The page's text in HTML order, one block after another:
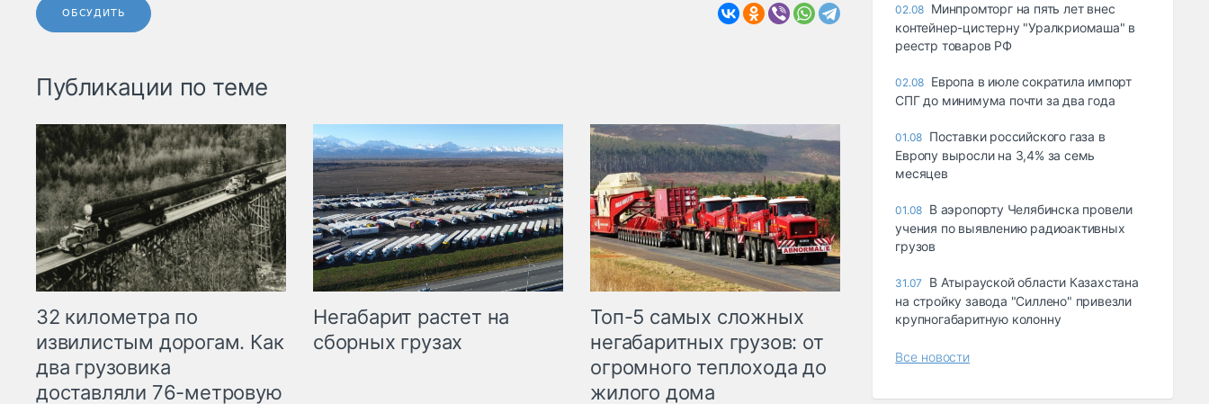
ОБСУДИТЬ
Публикации по теме
32 километра по
извилистым дорогам. Как
два грузовика
доставляли 76-метровую
Негабарит растет на
сборных грузах
Топ-5 самых сложных
негабаритных грузов: от
огромного теплохода до
жилого дома
02.08 Минпромторг на пять лет внес
контейнер-цистерну "Уралкриомаша" в
реестр товаров РФ
02.08 Европа в июле сократила импорт
СПГ до минимума почти за два года
01.08 Поставки российского газа в
Европу выросли на 3,4% за семь
месяцев
01.08 В аэропорту Челябинска провели
учения по выявлению радиоактивных
грузов
31.07
В Атырауской области Казахстана
на стройку завода "Силлено" привезли
крупногабаритную колонну
Все новости